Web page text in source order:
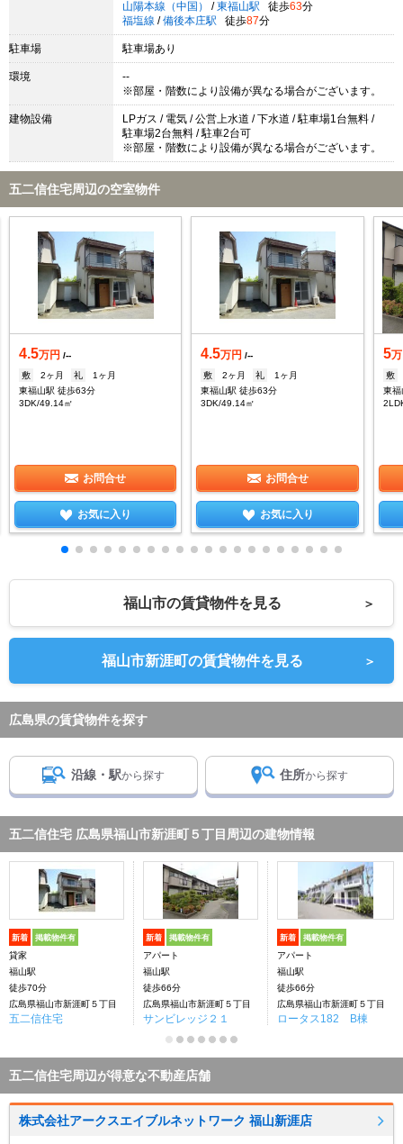
山陽本線（中国）
/ 東福山駅 徒歩63分
福塩線 / 備後本庄駅 徒歩87分
駐車場 駐車場あり
環境
--
※部屋・階数により設備が異なる場合がございます。
建物設備
LPガス / 電気 / 公営上水道 / 下水道 / 駐車場1台無料 /
駐車場2台無料 / 駐車2台可
※部屋・階数により設備が異なる場合がございます。
五二信住宅周辺の空室物件
4.5万円 /--
敷
2ヶ月 礼
1ヶ月
東福山駅 徒歩63分
3DK/49.14㎡
お問合せ
お気に入り
4.5万円 /--
敷
2ヶ月 礼
1ヶ月
東福山駅 徒歩63分
3DK/49.14㎡
お問合せ
お気に入り
5
敷
東
福山市の賃貸物件を見る ＞
福山市新涯町の賃貸物件を見る ＞
広島県の賃貸物件を探す
沿線・駅から探す 住所から探す
五二信住宅 広島県福山市新涯町５丁目周辺の建物情報
新着 掲載物件有
貸家
福山駅
徒歩70分
広島県福山市新涯町５丁目
五二信住宅
新着 掲載物件有
アパート
福山駅
徒歩66分
広島県福山市新涯町５丁目
サンビレッジ２１
新着 掲載物件有
アパート
福山駅
徒歩66分
広島県福山市新涯町５丁目
ロータス182 B棟
五二信住宅周辺が得意な不動産店舗
株式会社アークスエイブルネットワーク 福山新涯店